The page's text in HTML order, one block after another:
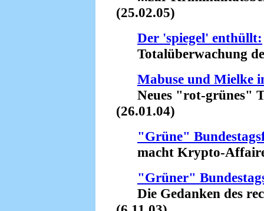
(25.02.05)
Der 'spiegel' enthüllt:
Totalüberwachung
Mabuse und Mielke
Neues "rot-grünes"
(26.01.04)
"Grüne"
macht Krypto-Affaire
"Grüner"
Die Gedanken des